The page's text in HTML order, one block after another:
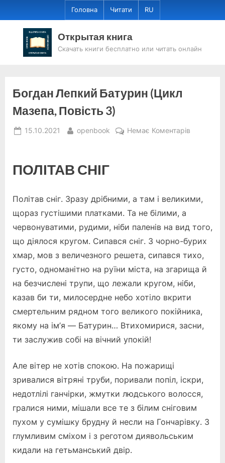
to
content
Головна Читати RU
Открытая книга
Скачать книги бесплатно или читать онлайн
Богдан Лепкий Батурин (Цикл
Мазепа, Повість 3)
Posted
15.10.2021 By
openbook Немає Коментарівдо
Повість
ПОЛІТАВ СНІГ
Політав сніг. Зразу дрібними, а там і великими,
щораз густішими платками. Та не білими, а
червонуватими, рудими, ніби паленів на вид того,
що діялося кругом. Сипався сніг. З чорно-бурих
хмар, мов з величезного решета, сипався тихо,
густо, одноманітно на руїни міста, на згарища й
на безчислені трупи, що лежали кругом, ніби,
казав би ти, милосердне небо хотіло вкрити
смертельним рядном того великого покійника,
якому на ім’я — Батурин… Втихомирися, засни,
ти заслужив собі на вічний упокій!
Але вітер не хотів спокою. На пожарищі
зривалися вітряні труби, поривали попіл, іскри,
недотлілі ганчірки, жмутки людського волосся,
гралися ними, мішали все те з білим сніговим
пухом у сумішку брудну й несли на Гончарівку. З
глумливим сміхом і з реготом диявольським
кидали на гетьманський двір.